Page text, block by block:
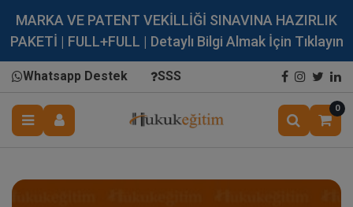
MARKA VE PATENT VEKİLLİĞİ SINAVINA HAZIRLIK
PAKETİ | FULL+FULL | Detaylı Bilgi Almak İçin Tıklayın
Whatsapp Destek SSS
0